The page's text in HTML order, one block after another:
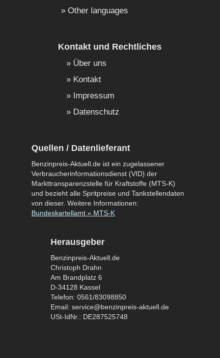
Other languages
Kontakt und Rechtliches
Über uns
Kontakt
Impressum
Datenschutz
Quellen / Datenlieferant
Benzinpreis-Aktuell.de ist ein zugelassener
Verbraucherinformationsdienst (VID) der
Markttransparenzstelle für Kraftstoffe (MTS-K)
und bezieht alle Spritpreise und Tankstellendaten
von dieser. Weitere Informationen:
Bundeskartellamt » MTS-K
Herausgeber
Benzinpreis-Aktuell.de
Christoph Drahn
Am Brandplatz 6
D-34128 Kassel
Telefon: 0561/83098850
Email: service@benzinpreis-aktuell.de
USt-IdNr.: DE287525748